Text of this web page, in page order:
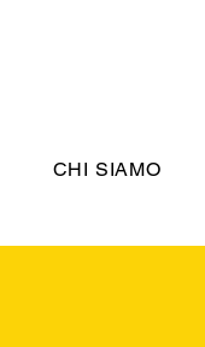
CHI SIAMO